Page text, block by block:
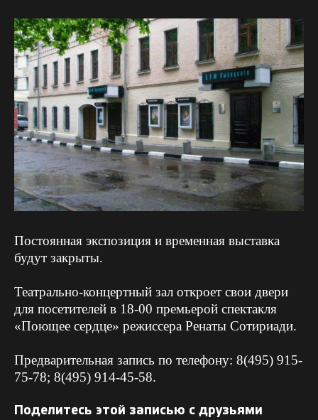
Постоянная экспозиция и временная выставка
будут закрыты.
Театрально-концертный зал откроет свои двери
для посетителей в 18-00 премьерой спектакля
«Поющее сердце» режиссера Ренаты Сотириади.
Предварительная запись по телефону: 8(495) 915-
75-78; 8(495) 914-45-58.
Поделитесь этой записью с друзьями